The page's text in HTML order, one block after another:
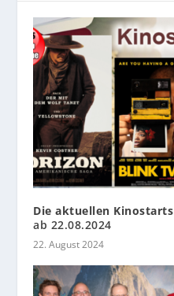
Die aktuellen Kinostarts
ab 22.08.2024
22. August 2024